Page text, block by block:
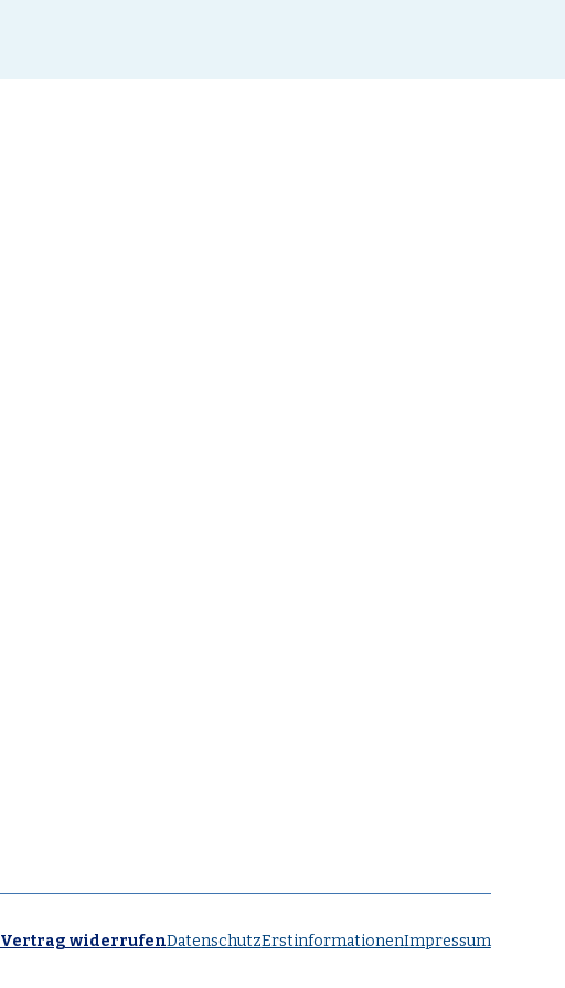
Vertrag widerrufenDatenschutzErstinformationenImpressum